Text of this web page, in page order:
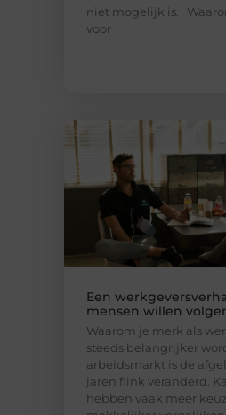
niet mogelijk is.
voor
Een
mensen willen
Waarom je merk als
steeds belangrijker
arbeidsmarkt is de
jaren flink veranderd.
hebben vaak meer